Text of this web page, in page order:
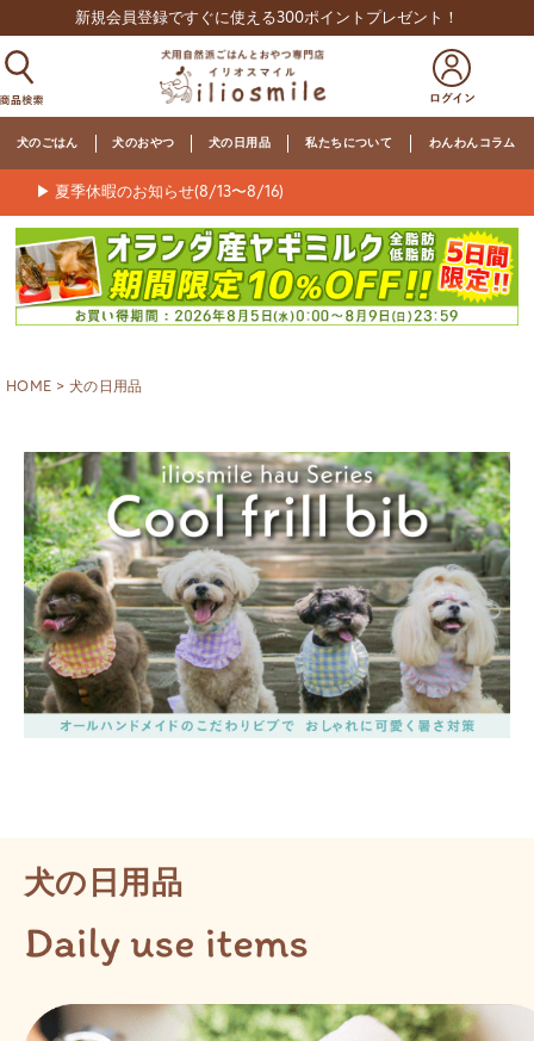
新規会員登録ですぐに使える300ポイントプレゼント！
犬のごはん 犬のおやつ 犬の日用品 私たちについて わんわんコラム
▶ 夏季休暇のお知らせ(8/13〜8/16)
HOME 犬の日用品
犬の日用品